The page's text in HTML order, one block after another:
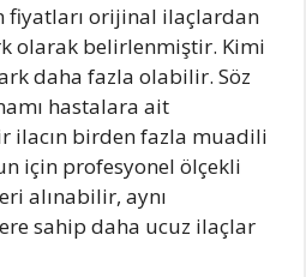
fiyatları orijinal ilaçlardan
olarak belirlenmiştir. Kimi
daha fazla olabilir. Söz
hastalara ait
ilacın birden fazla muadili
için profesyonel ölçekli
alınabilir, aynı
sahip daha ucuz ilaçlar